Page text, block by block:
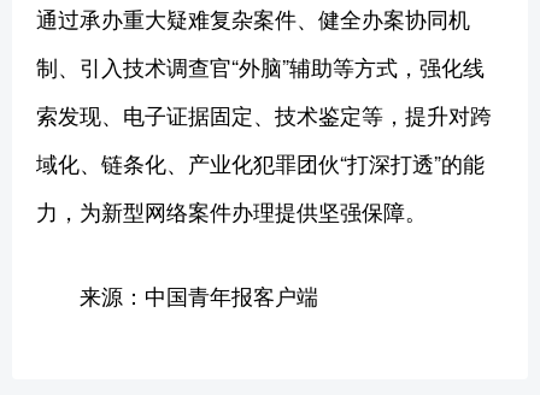
通过承办重大疑难复杂案件、健全办案协同机
制、引入技术调查官“外脑”辅助等方式，强化线
索发现、电子证据固定、技术鉴定等，提升对跨
域化、链条化、产业化犯罪团伙“打深打透”的能
力，为新型网络案件办理提供坚强保障。
来源：中国青年报客户端